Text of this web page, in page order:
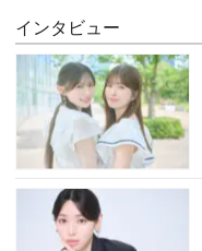
インタビュー